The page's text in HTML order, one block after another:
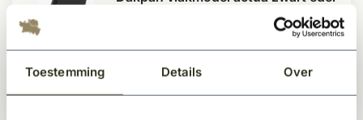
Toestemming Details Over
653,50